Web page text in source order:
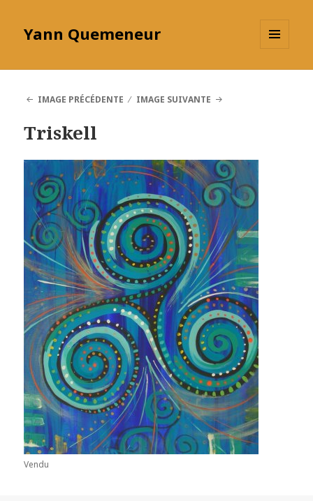
Yann Quemeneur
IMAGE PRÉCÉDENTE
IMAGE SUIVANTE
Triskell
Vendu